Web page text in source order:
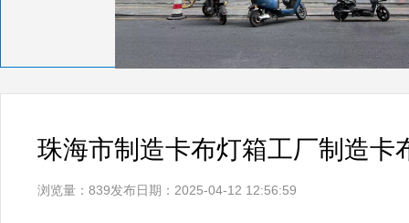
珠海市制造卡布灯箱工厂制造卡
浏览量：839发布日期：2025-04-12 12:56:59